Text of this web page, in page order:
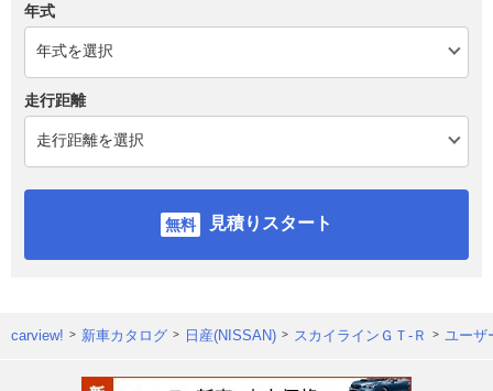
年式
走行距離
見積りスタート
carview! 新車カタログ 日産(NISSAN) スカイラインＧＴ‐Ｒ ユーザ